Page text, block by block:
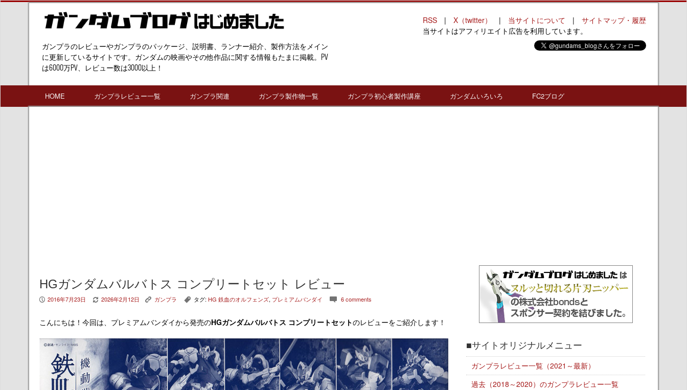
ガンプラのレビューやガンプラのパッケージ、説明書、ランナー紹介、製作方法をメイン
に更新しているサイトです。ガンダムの映画やその他作品に関する情報もたまに掲載。PV
は6000万PV、レビュー数は3000以上！
RSS | X（twitter） | 当サイトについて | サイトマップ・履歴
当サイトはアフィリエイト広告を利用しています。
HOME ガンプラレビュー一覧 ガンプラ関連 ガンプラ製作物一覧 ガンプラ初心者製作講座 ガンダムいろいろ FC2ブログ
HGガンダムバルバトス コンプリートセット レビュー
P 2016年7月23日 V 2026年2月12日 K ガンプラ , タグ: HG 鉄血のオルフェンズ, プレミアムバンダイ c 6 comments
こんにちは！今回は、プレミアムバンダイから発売のHGガンダムバルバトス コンプリートセットのレビューをご紹介します！
■サイトオリジナルメニュー
ガンプラレビュー一覧（2021～最新）
過去（2018～2020）のガンプラレビュー一覧